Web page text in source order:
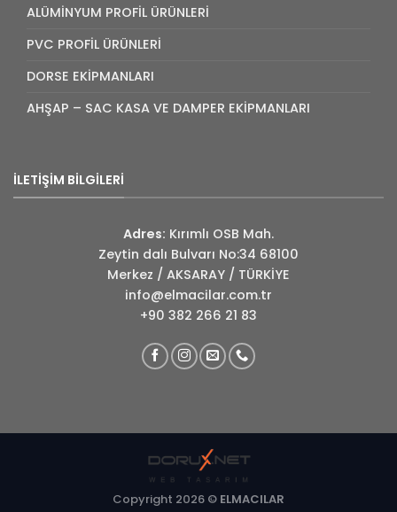
ALÜMİNYUM PROFİL ÜRÜNLERİ
PVC PROFİL ÜRÜNLERİ
DORSE EKİPMANLARI
AHŞAP – SAC KASA VE DAMPER EKİPMANLARI
İLETİŞİM BİLGİLERİ
Adres: Kırımlı OSB Mah.
Zeytin dalı Bulvarı No:34 68100
Merkez / AKSARAY / TÜRKİYE
info@elmacilar.com.tr
+90 382 266 21 83
Copyright 2026 © ELMACILAR